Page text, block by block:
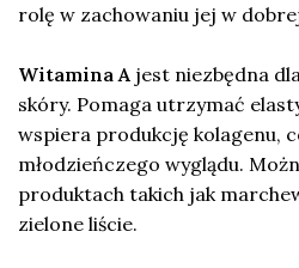
rolę w zachowaniu jej w
Witamina A jest niezbędna
skóry. Pomaga utrzymać
wspiera produkcję kolagenu,
młodzieńczego wyglądu.
produktach takich jak
zielone liście.